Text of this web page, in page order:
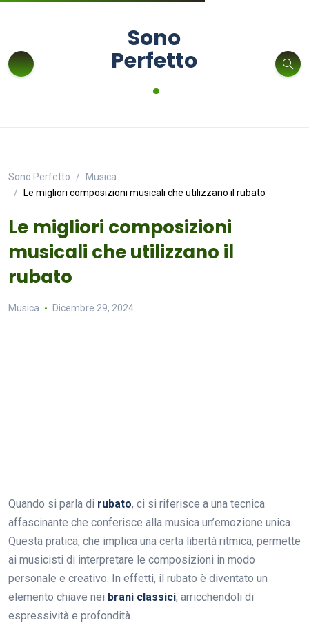
Sono
Perfetto
.
Sono Perfetto
Musica
Le migliori composizioni musicali che utilizzano il rubato
Le migliori composizioni
musicali che utilizzano il
rubato
Musica Dicembre 29, 2024
Quando si parla di rubato, ci si riferisce a una tecnica
affascinante che conferisce alla musica un’emozione unica.
Questa pratica, che implica una certa libertà ritmica, permette
ai musicisti di interpretare le composizioni in modo
personale e creativo. In effetti, il rubato è diventato un
elemento chiave nei brani classici, arricchendoli di
espressività e profondità.